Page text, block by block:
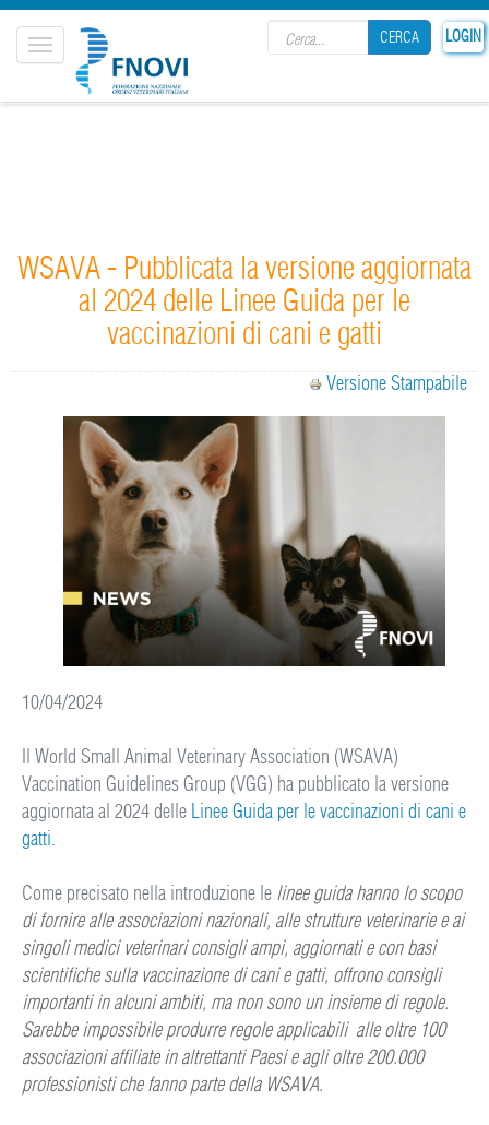
LOGIN
CERCA
Toggle
navigation
WSAVA - Pubblicata la versione aggiornata
al 2024 delle Linee Guida per le
vaccinazioni di cani e gatti
Versione Stampabile
10/04/2024
Il World Small Animal Veterinary Association (WSAVA)
Vaccination Guidelines Group (VGG) ha pubblicato la versione
aggiornata al 2024 delle Linee Guida per le vaccinazioni di cani e
gatti.
Come precisato nella introduzione le linee guida hanno lo scopo
di fornire alle associazioni nazionali, alle strutture veterinarie e ai
singoli medici veterinari consigli ampi, aggiornati e con basi
scientifiche sulla vaccinazione di cani e gatti, offrono consigli
importanti in alcuni ambiti, ma non sono un insieme di regole.
Sarebbe impossibile produrre regole applicabili alle oltre 100
associazioni affiliate in altrettanti Paesi e agli oltre 200.000
professionisti che fanno parte della WSAVA.